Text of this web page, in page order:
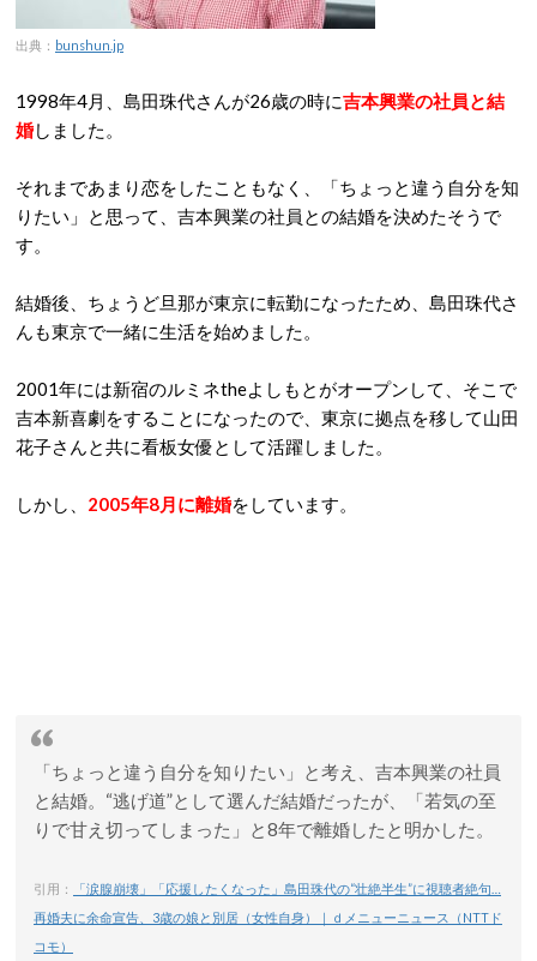
出典： bunshun.jp
1998年4月、島田珠代さんが26歳の時に吉本興業の社員と結
婚しました。
それまであまり恋をしたこともなく、「ちょっと違う自分を知
りたい」と思って、吉本興業の社員との結婚を決めたそうで
す。
結婚後、ちょうど旦那が東京に転勤になったため、島田珠代さ
んも東京で一緒に生活を始めました。
2001年には新宿のルミネtheよしもとがオープンして、そこで
吉本新喜劇をすることになったので、東京に拠点を移して山田
花子さんと共に看板女優として活躍しました。
しかし、 2005年8月に離婚をしています。
「ちょっと違う自分を知りたい」と考え、吉本興業の社員
と結婚。“逃げ道”として選んだ結婚だったが、「若気の至
りで甘え切ってしまった」と8年で離婚したと明かした。
引用：
「涙腺崩壊」「応援したくなった」島田珠代の“壮絶半生”に視聴者絶句…
再婚夫に余命宣告、3歳の娘と別居（女性自身）｜ｄメニューニュース（NTTド
コモ）